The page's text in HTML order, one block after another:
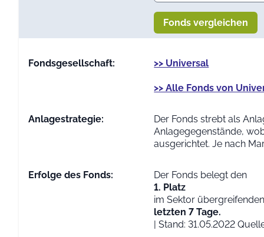
Fonds vergleichen
Fondsgesellschaft: >> Universal
>> Alle Fonds von
Anlage­strategie:
Der Fonds strebt als
Anlagegegenstände,
ausgerichtet. Je nach
Erfolge des Fonds:
Der Fonds belegt den
1. Platz
im Sektor
letzten 7 Tage.
| Stand: 31.05.2022